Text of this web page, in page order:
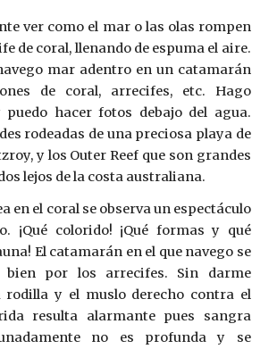
ver como el mar o las olas rompen
de coral, llenando de espuma el aire.
mar adentro en un catamarán
de coral, arrecifes, etc. Hago
hacer fotos debajo del agua.
rodeadas de una preciosa playa de
oy, y los Outer Reef que son grandes
lejos de la costa australiana.
en el coral se observa un espectáculo
¡Qué colorido! ¡Qué formas y qué
El catamarán en el que navego se
bien por los arrecifes. Sin darme
rodilla y el muslo derecho contra el
re­sulta alarmante pues sangra
no es profunda y se